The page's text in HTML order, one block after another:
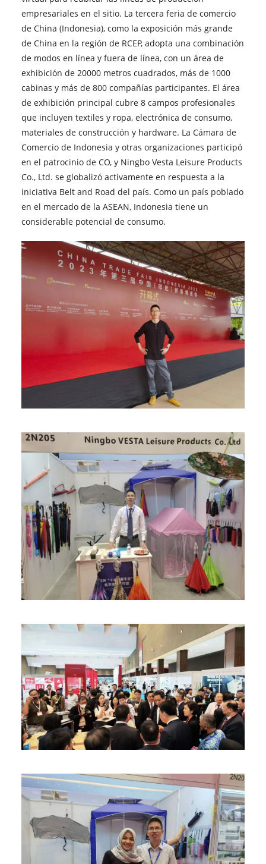
empresariales en el sitio. La tercera feria de comercio
de China (Indonesia), como la exposición más grande
de China en la región de RCEP, adopta una combinación
de modos en línea y fuera de línea, con un área de
exhibición de 20000 metros cuadrados, más de 1000
cabinas y más de 800 compañías participantes. El área
de exhibición principal cubre 8 campos profesionales
que incluyen textiles y ropa, electrónica de consumo,
materiales de construcción y hardware. La Cámara de
Comercio de Indonesia y otras organizaciones participó
en el patrocinio de CO, y Ningbo Vesta Leisure Products
Co., Ltd. se globalizó activamente en respuesta a la
iniciativa Belt and Road del país. Como un país poblado
en el mercado de la ASEAN, Indonesia tiene un
considerable potencial de consumo.